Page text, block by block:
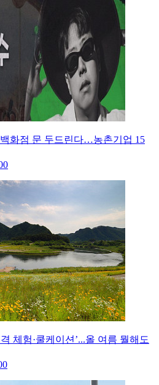
화점 문 두드린다…농촌기업 15
체험·쿨케이션’...올 여름 뭘해도